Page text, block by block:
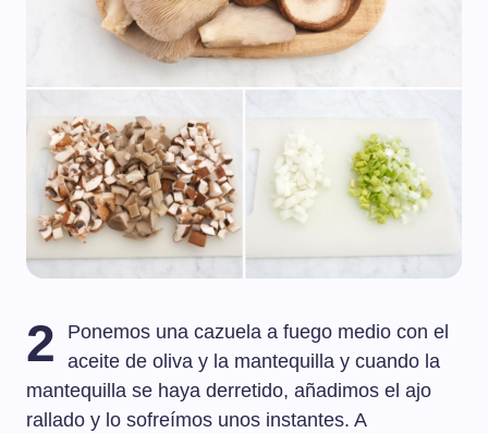
2
Ponemos una cazuela a fuego medio con el
aceite de oliva y la mantequilla y cuando la
mantequilla se haya derretido, añadimos el ajo
rallado y lo sofreímos unos instantes. A